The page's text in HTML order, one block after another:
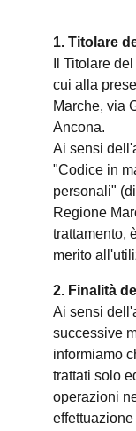
1. Titolare
Il Titolare
cui alla
Marche, via
Ancona.
Ai sensi
"Codice in
personali"
Regione
trattamento,
merito
2. Finalità
Ai sensi
successive
informiamo
trattati solo
operazioni